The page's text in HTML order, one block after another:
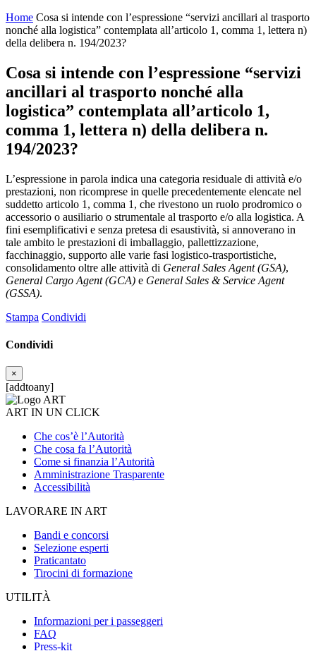
Home Cosa si intende con l’espressione “servizi ancillari al trasporto
nonché alla logistica” contemplata all’articolo 1, comma 1, lettera n)
della delibera n. 194/2023?
Cosa si intende con l’espressione “servizi
ancillari al trasporto nonché alla
logistica” contemplata all’articolo 1,
comma 1, lettera n) della delibera n.
194/2023?
L’espressione in parola indica una categoria residuale di attività e/o
prestazioni, non ricomprese in quelle precedentemente elencate nel
suddetto articolo 1, comma 1, che rivestono un ruolo prodromico o
accessorio o ausiliario o strumentale al trasporto e/o alla logistica. A
fini esemplificativi e senza pretesa di esaustività, si annoverano in
tale ambito le prestazioni di imballaggio, pallettizzazione,
facchinaggio, supporto alle varie fasi logistico-trasportistiche,
consolidamento oltre alle attività di General Sales Agent (GSA),
General Cargo Agent (GCA) e General Sales & Service Agent
(GSSA).
Stampa Condividi
Condividi
×
[addtoany]
ART IN UN CLICK
Che cos’è l’Autorità
Che cosa fa l’Autorità
Come si finanzia l’Autorità
Amministrazione Trasparente
Accessibilità
LAVORARE IN ART
Bandi e concorsi
Selezione esperti
Praticantato
Tirocini di formazione
UTILITÀ
Informazioni per i passeggeri
FAQ
Press-kit